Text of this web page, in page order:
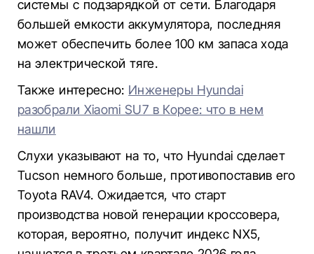
системы с подзарядкой от сети. Благодаря
большей емкости аккумулятора, последняя
может обеспечить более 100 км запаса хода
на электрической тяге.
Также интересно: Инженеры Hyundai
разобрали Xiaomi SU7 в Корее: что в нем
нашли
Слухи указывают на то, что Hyundai сделает
Tucson немного больше, противопоставив его
Toyota RAV4. Ожидается, что старт
производства новой генерации кроссовера,
которая, вероятно, получит индекс NX5,